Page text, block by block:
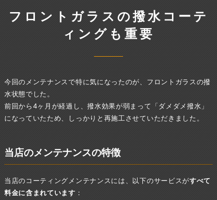
フロントガラスの撥水コーテ
ィングも重要
今回のメンテナンスで特に気になったのが、フロントガラスの撥
水状態でした。
前回から4ヶ月が経過し、撥水効果が弱まって「ダメダメ撥水」
になっていたため、しっかりと再施工させていただきました。
当店のメンテナンスの特徴
当店のコーティングメンテナンスには、以下のサービスがすべて
料金に含まれています ：